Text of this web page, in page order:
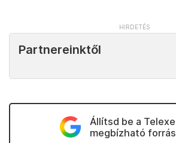
Partnereinktől
Állítsd be a
megbízható